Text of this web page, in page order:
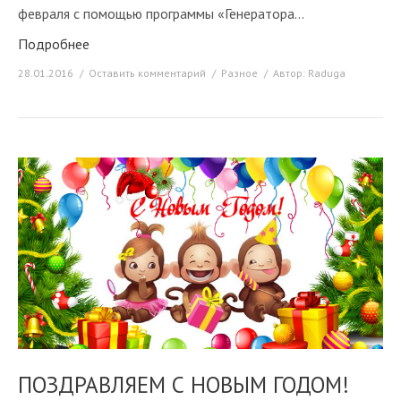
февраля с помощью программы «Генератора…
Подробнее
28.01.2016 Оставить комментарий Разное Автор: Raduga
ПОЗДРАВЛЯЕМ С НОВЫМ ГОДОМ!